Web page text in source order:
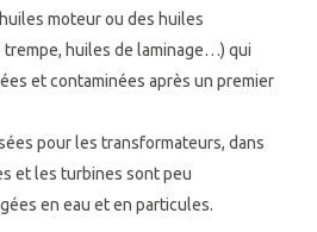
moteur ou des huiles
huiles de laminage…) qui
et contaminées après un premier
pour les transformateurs, dans
et les turbines sont peu
en eau et en particules.